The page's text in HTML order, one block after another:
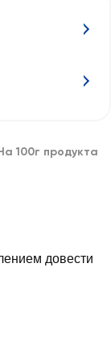
100г продукта
довести